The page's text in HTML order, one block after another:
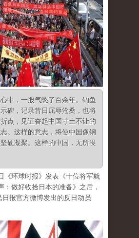
中，一股气憋了百余年。钓鱼
碑，记录昔日屈辱沧桑，也将
点，见证奋起中国寸土不让的
。这样的意志，将使中国像钢
硬凝聚。这样的中国，无所畏
《环球时报》发表《十位将军就
：做好收拾日本的准备》之后，
报官方微博发出的反日动员